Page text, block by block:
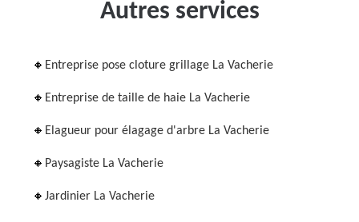
Autres services
Entreprise pose cloture grillage La Vacherie
Entreprise de taille de haie La Vacherie
Elagueur pour élagage d'arbre La Vacherie
Paysagiste La Vacherie
Jardinier La Vacherie